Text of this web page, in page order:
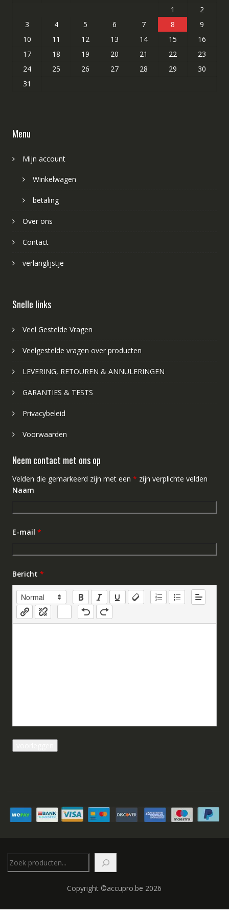
1
2
3
4 5 6 7 8
9
10
11 12 13 14 15
16
17
18 19 20 21 22
23
24
25 26 27 28 29
30
31
Menu
Mijn account
Winkelwagen
betaling
Over ons
Contact
verlanglijstje
Snelle links
Veel Gestelde Vragen
Veelgestelde vragen over producten
LEVERING, RETOUREN & ANNULERINGEN
GARANTIES & TESTS
Privacybeleid
Voorwaarden
Neem contact met ons op
Velden die gemarkeerd zijn met een * zijn verplichte velden
Naam
E-mail *
Bericht *
Copyright ©accupro.be 2026